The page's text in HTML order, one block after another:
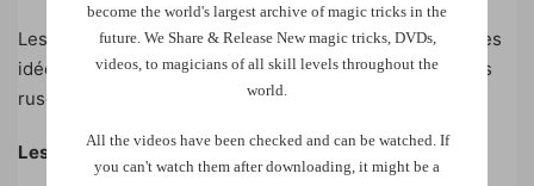
Les magiciens chevronnés pourront grapiller ici ou là des
idées de présentation, des principes peu connus, et des
ruses psychologiques.
Les tours au programme :
become the world's largest archive ofmagic tricks in the
future. We Share & Release New magic tricks, DVDs,
videos, to magicians of all skill levels throughout the
world.
All the videos have been checked and can be watched. If
you can't watch them after downloading, it might be a